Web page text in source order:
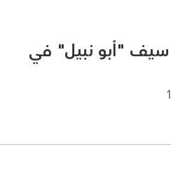
ارسل خبر
سيف "أبو نبيل" في